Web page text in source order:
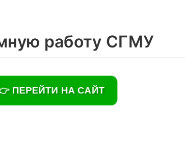
работу СГМУ
ПЕРЕЙТИ НА САЙТ